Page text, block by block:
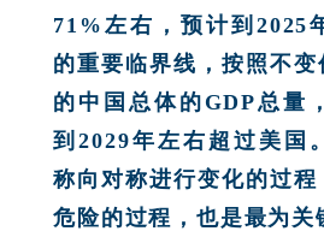
71%左右，预计到2025
的重要临界线，按照不
的中国总体的GDP总量
到2029年左右超过美国
称向对称进行变化的过程
危险的过程，也是最为关